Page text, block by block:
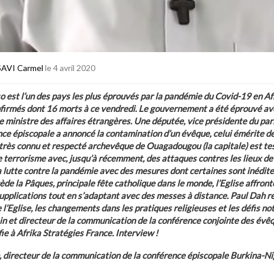
Carmel le 4 avril 2020
est l’un des pays les plus éprouvés par la pandémie du Covid-19 en
dont 16 morts à ce vendredi. Le gouvernement a été éprouvé
ministre des affaires étrangères. Une députée, vice présidente du
épiscopale a annoncé la contamination d’un évêque, celui émérite
connu et respecté archevêque de Ouagadougou (la capitale) est
terrorisme avec, jusqu’à récemment, des attaques contres les lieux
lutte contre la pandémie avec des mesures dont certaines sont
la Pâques, principale fête catholique dans le monde, l’Eglise
tout en s’adaptant avec des messes à distance. Paul Dah
l’Eglise, les changements dans les pratiques religieuses et les défis
et directeur de la communication de la conférence conjointe des
à Afrika Stratégies France. Interview !
directeur de la communication de la conférence épiscopale Burkina-